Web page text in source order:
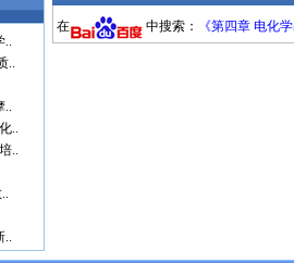
..
..
..
..
..
..
在 中搜索： 《第四章 电化